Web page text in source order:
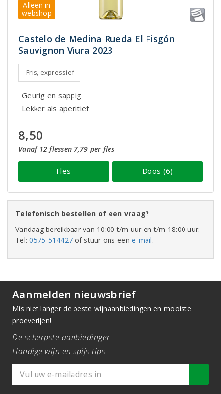
Alleen in
webshop
Castelo de Medina Rueda El Fisgón
Sauvignon Viura 2023
Fris, expressief
Geurig en sappig
Lekker als aperitief
8,50
Vanaf 12 flessen 7,79 per fles
Fles Doos (6)
Telefonisch bestellen of een vraag?
Vandaag bereikbaar van 10:00 t/m uur en t/m 18:00 uur.
Tel:0575-514427 of stuur ons eene-mail.
Aanmelden nieuwsbrief
Mis niet langer de beste wijnaanbiedingen en mooiste
proeverijen!
De scherpste aanbiedingen
Handige wijn en spijs tips